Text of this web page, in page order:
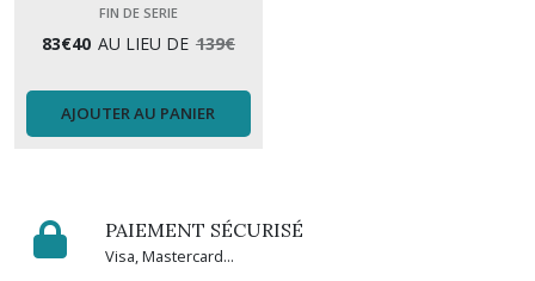
FIN DE SERIE
83€40 AU LIEU DE 139€
AJOUTER AU PANIER
PAIEMENT SÉCURISÉ
Visa, Mastercard...